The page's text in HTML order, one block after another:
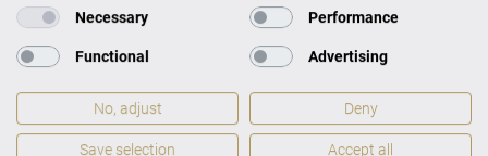
Necessary Performance
Functional Advertising
No, adjust Deny
Save selection Accept all